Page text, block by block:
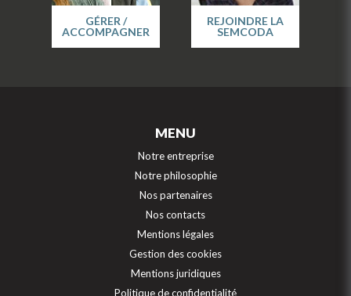
GÉRER /
ACCOMPAGNER
REJOINDRE LA
SEMCODA
MENU
Notre entreprise
Notre philosophie
Nos partenaires
Nos contacts
Mentions légales
Gestion des cookies
Mentions juridiques
Politique de confidentialité